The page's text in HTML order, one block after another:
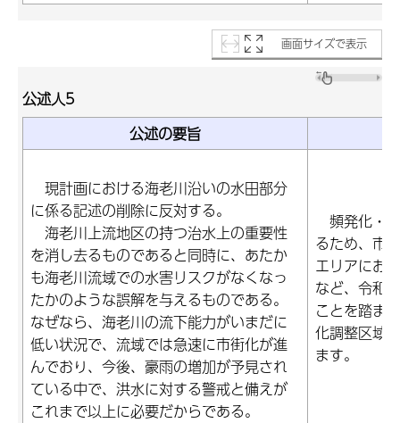
画面サイズで表示
公述人5
公述の要旨
現計画における海老川沿いの水田部分
に係る記述の削除に反対する。
海老川上流地区の持つ治水上の重要性
を消し去るものであると同時に、あたか
も海老川流域での水害リスクがなくなっ
たかのような誤解を与えるものである。
なぜなら、海老川の流下能力がいまだに
低い状況で、流域では急速に市街化が進
んでおり、今後、豪雨の増加が予見され
ている中で、洪水に対する警戒と備えが
これまで以上に必要だからである。
頻発化・
るため、市
エリアにお
など、令和
ことを踏ま
化調整区域
ます。